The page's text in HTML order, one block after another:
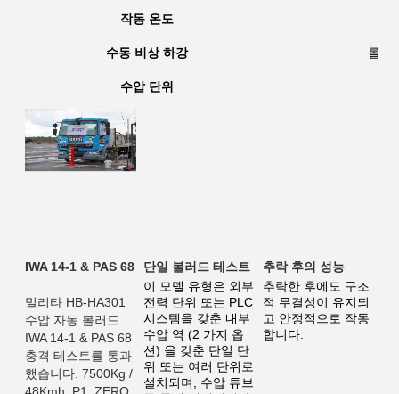
작동 온도
수동 비상 하강 롤러
수압 단위
IWA 14-1 & PAS 68
밀리타 HB-HA301
수압 자동 볼러드
IWA 14-1 & PAS 68
충격 테스트를 통과
했습니다. 7500Kg /
단일 볼러드 테스트
이 모델 유형은 외부
전력 단위 또는 PLC
시스템을 갖춘 내부
수압 역 (2 가지 옵
션) 을 갖춘 단일 단
위 또는 여러 단위로
설치되며, 수압 튜브
추락 후의 성능
추락한 후에도 구조
적 무결성이 유지되
고 안정적으로 작동
합니다.